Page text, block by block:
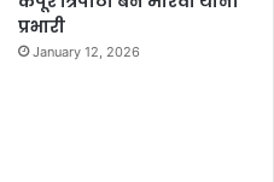
प्रभारी
January 12, 2026